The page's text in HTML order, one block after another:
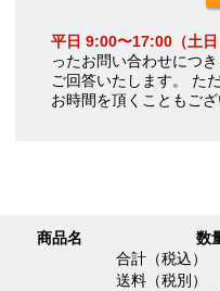
平日 9:00〜17:00（土日
ったお問い合わせにつ
ご回答いたします。 た
お時間を頂くこともご
商品名 数
合計（税込）
送料（税別）